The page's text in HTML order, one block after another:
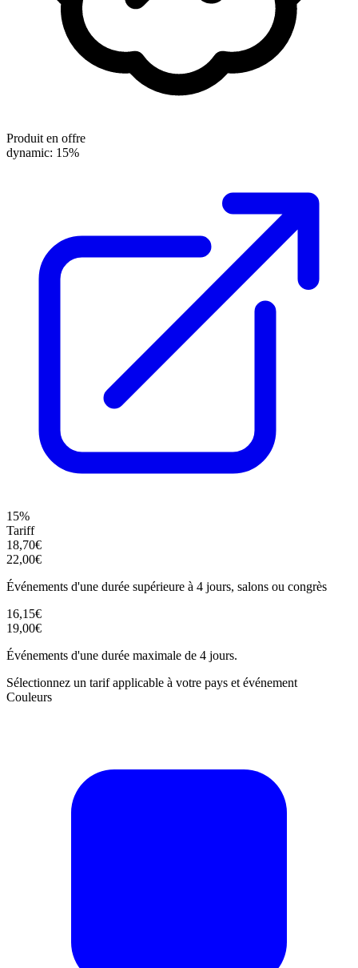
Produit en offre
dynamic: 15%
15%
Tariff
18,70€
22,00€
Événements d'une durée supérieure à 4 jours, salons ou congrès
16,15€
19,00€
Événements d'une durée maximale de 4 jours.
Sélectionnez un tarif applicable à votre pays et événement
Couleurs